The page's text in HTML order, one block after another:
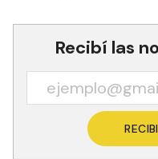
Recibí las